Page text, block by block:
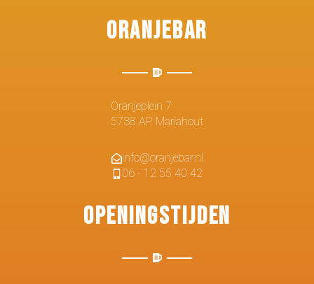
Oranjebar
Oranjeplein 7
5738 AP Mariahout
info@oranjebar.nl
06 - 12 55 40 42
Openingstijden